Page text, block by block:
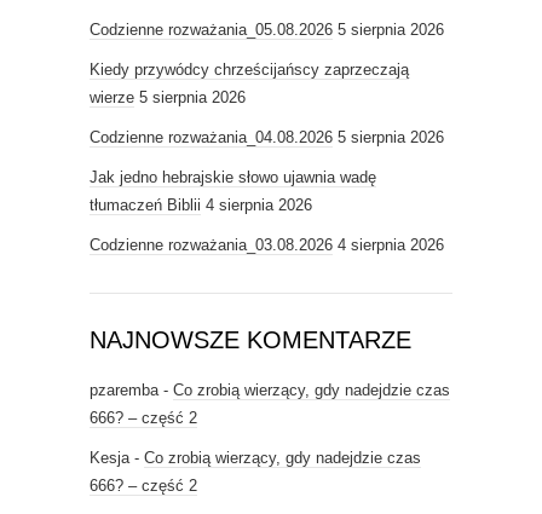
Codzienne rozważania_05.08.2026 5 sierpnia 2026
Kiedy przywódcy chrześcijańscy zaprzeczają
wierze 5 sierpnia 2026
Codzienne rozważania_04.08.2026 5 sierpnia 2026
Jak jedno hebrajskie słowo ujawnia wadę
tłumaczeń Biblii 4 sierpnia 2026
Codzienne rozważania_03.08.2026 4 sierpnia 2026
NAJNOWSZE KOMENTARZE
pzaremba- Co zrobią wierzący, gdy nadejdzie czas
666? – część 2
Kesja- Co zrobią wierzący, gdy nadejdzie czas
666? – część 2